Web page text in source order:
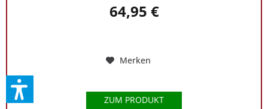
64,95 €
Merken
ZUM PRODUKT